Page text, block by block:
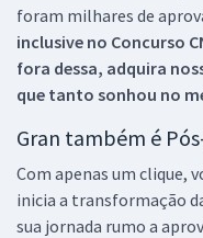
foram milhares de
inclusive no Concurso
fora dessa, adquira
que tanto sonhou no
Gran também é
Com apenas um clique,
inicia a transformação
sua jornada rumo a